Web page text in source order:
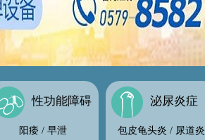
性功能障碍
阳痿 / 早泄
泌尿炎症
包皮龟头炎 / 尿道炎